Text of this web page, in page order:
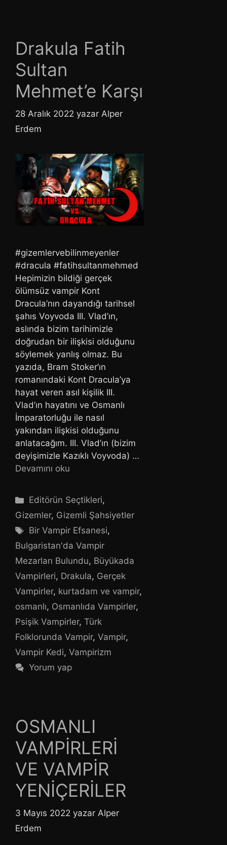
Drakula Fatih
Sultan
Mehmet’e Karşı
28 Aralık 2022 yazar Alper
Erdem
#gizemlervebilinmeyenler
#dracula #fatihsultanmehmed
Hepimizin bildiği gerçek
ölümsüz vampir Kont
Dracula’nın dayandığı tarihsel
şahıs Voyvoda III. Vlad’ın,
aslında bizim tarihimizle
doğrudan bir ilişkisi olduğunu
söylemek yanlış olmaz. Bu
yazıda, Bram Stoker’ın
romanındaki Kont Dracula’ya
hayat veren asıl kişilik III.
Vlad’ın hayatını ve Osmanlı
İmparatorluğu ile nasıl
yakından ilişkisi olduğunu
anlatacağım. III. Vlad’ın (bizim
deyişimizle Kazıklı Voyvoda) …
Devamını oku
Kategoriler
Editörün Seçtikleri,
Gizemler, Gizemli Şahsiyetler
Etiketler
Bir Vampir Efsanesi,
Bulgaristan'da Vampir
Mezarları Bulundu, Büyükada
Vampirleri, Drakula, Gerçek
Vampirler, kurtadam ve vampir,
osmanlı, Osmanlıda Vampirler,
Psişik Vampirler, Türk
Folklorunda Vampir, Vampir,
Vampir Kedi, Vampirizm
Yorum yap
OSMANLI
VAMPİRLERİ
VE VAMPİR
YENİÇERİLER
3 Mayıs 2022 yazar Alper
Erdem